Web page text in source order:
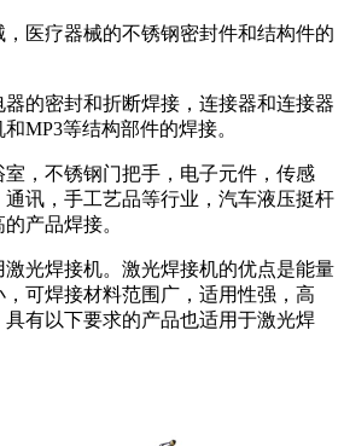
医疗器械的不锈钢密封件和结构件的
的密封和折断焊接，连接器和连接器
MP3等结构部件的焊接。
，不锈钢门把手，电子元件，传感
讯，手工艺品等行业，汽车液压挺杆
产品焊接。
光焊接机。激光焊接机的优点是能量
可焊接材料范围广，适用性强，高
有以下要求的产品也适用于激光焊